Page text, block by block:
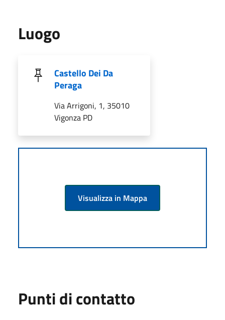
Luogo
Castello Dei Da
Peraga
Via Arrigoni, 1, 35010
Vigonza PD
Visualizza in Mappa
Punti di contatto